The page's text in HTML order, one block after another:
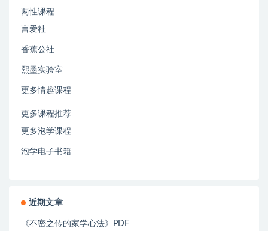
两性课程
言爱社
香蕉公社
熙墨实验室
更多情趣课程
更多课程推荐
更多泡学课程
泡学电子书籍
近期文章
《不密之传的家学心法》PDF